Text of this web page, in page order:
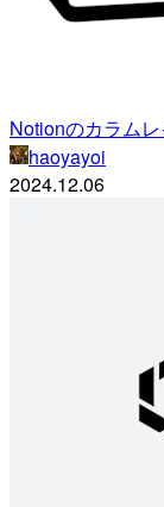
Notionのカラム
haoyayoi
2024.12.06